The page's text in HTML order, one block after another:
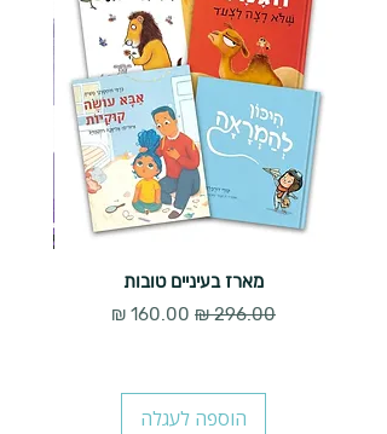
מארז בעיניים טובות
מחיר רגיל
מחיר מבצע
הוספה לעגלה